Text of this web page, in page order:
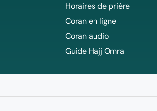
Horaires de prière
Coran en ligne
Coran audio
Guide Hajj Omra